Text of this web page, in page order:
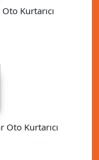
Kurtarıcı
Kurtarıcı